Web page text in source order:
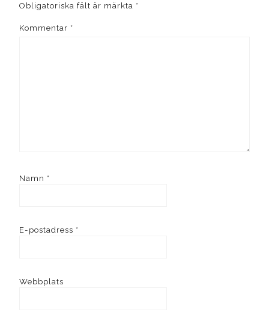
Obligatoriska fält är märkta *
Kommentar *
Namn *
E-postadress *
Webbplats